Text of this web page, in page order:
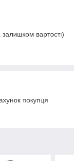
вартості)
покупця